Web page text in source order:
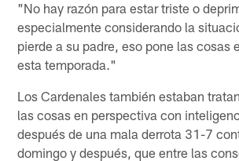
"No hay razón para estar triste o
especialmente considerando la
pierde a su padre, eso pone las cosas
esta temporada."
Los Cardenales también estaban
las cosas en perspectiva con
después de una mala derrota 31-7
domingo y después, que entre las